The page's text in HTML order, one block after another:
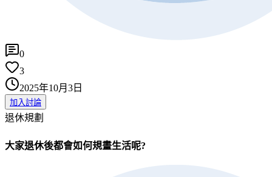
0
3
2025年10月3日
加入討論
退休規劃
大家退休後都會如何規畫生活呢?